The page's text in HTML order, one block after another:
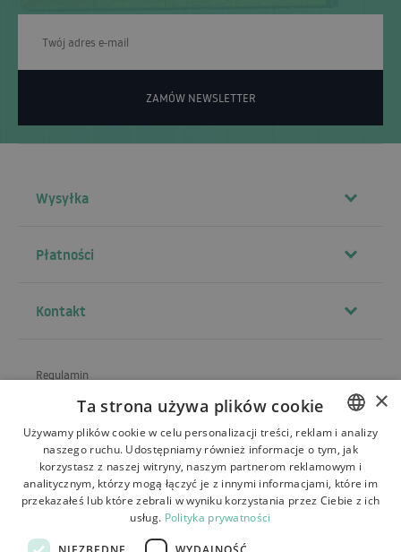
ZAMÓW NEWSLETTER
Wysyłka
Płatności
Kontakt
Regulamin
Wysyłka
Zwroty i reklamacje
Kontakt
POLISH
BULGARIAN
×
Ta strona używa plików cookie
Używamy plików cookie w celu personalizacji treści, reklam i analizy
naszego ruchu. Udostępniamy również informacje o tym, jak
korzystasz z naszej witryny, naszym partnerom reklamowym i
analitycznym, którzy mogą łączyć je z innymi informacjami, które im
przekazałeś lub które zebrali w wyniku korzystania przez Ciebie z ich
usług. Polityka prywatności